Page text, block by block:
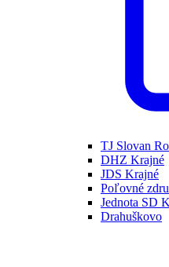
TJ Slovan
DHZ Krajné
JDS Krajné
Poľovné
Jednota SD
Drahuškovo